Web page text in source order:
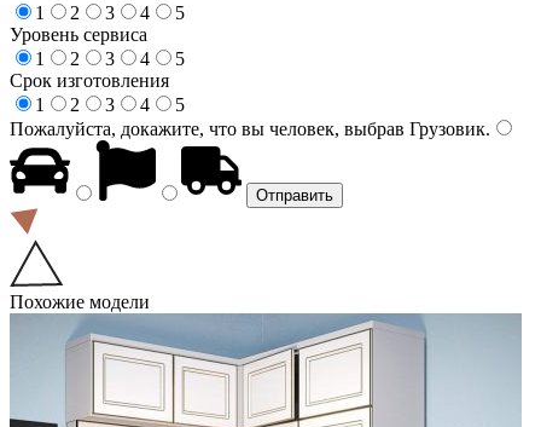
1
2 3 4
5
Уровень сервиса
1
2 3 4
5
Срок изготовления
1
2 3 4
5
Пожалуйста, докажите, что вы человек, выбрав Грузовик.
Похожие модели